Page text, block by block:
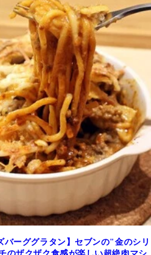
バーググラタン】セブンの"金のシリ